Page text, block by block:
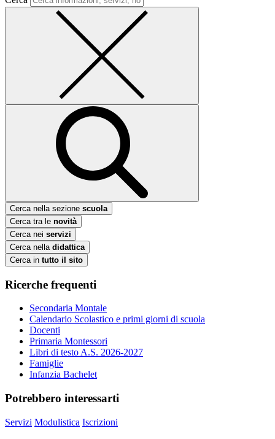
Cerca nella sezione scuola
Cerca tra le novità
Cerca nei servizi
Cerca nella didattica
Cerca in tutto il sito
Ricerche frequenti
Secondaria Montale
Calendario Scolastico e primi giorni di scuola
Docenti
Primaria Montessori
Libri di testo A.S. 2026-2027
Famiglie
Infanzia Bachelet
Potrebbero interessarti
Servizi Modulistica Iscrizioni